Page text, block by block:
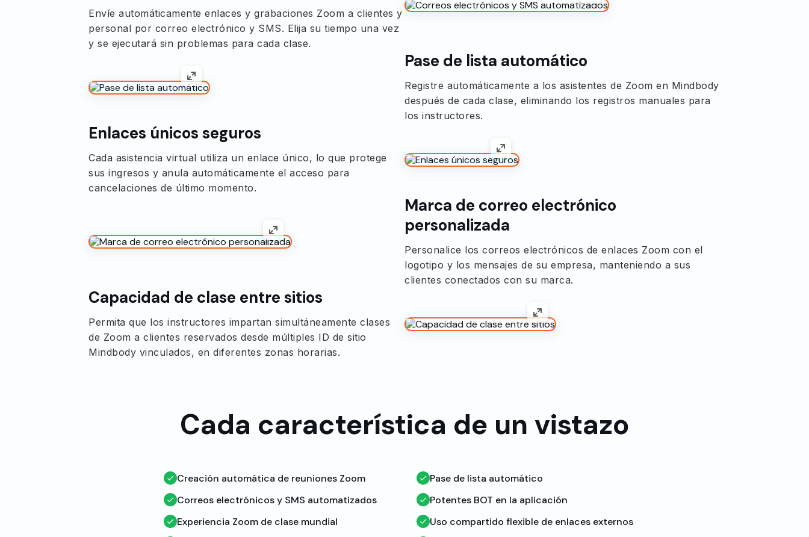
Envíe automáticamente enlaces y grabaciones Zoom a clientes y
personal por correo electrónico y SMS. Elija su tiempo una vez
y se ejecutará sin problemas para cada clase.
Pase de lista automático
Registre automáticamente a los asistentes de Zoom en Mindbody
después de cada clase, eliminando los registros manuales para
los instructores.
Enlaces únicos seguros
Cada asistencia virtual utiliza un enlace único, lo que protege
sus ingresos y anula automáticamente el acceso para
cancelaciones de último momento.
Marca de correo electrónico
personalizada
Personalice los correos electrónicos de enlaces Zoom con el
logotipo y los mensajes de su empresa, manteniendo a sus
clientes conectados con su marca.
Capacidad de clase entre sitios
Permita que los instructores impartan simultáneamente clases
de Zoom a clientes reservados desde múltiples ID de sitio
Mindbody vinculados, en diferentes zonas horarias.
Cada característica de un vistazo
Creación automática de reuniones Zoom
Pase de lista automático
Correos electrónicos y SMS automatizados
Potentes BOT en la aplicación
Experiencia Zoom de clase mundial
Uso compartido flexible de enlaces externos